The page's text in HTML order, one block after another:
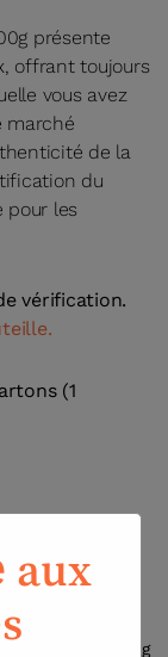
présente
offrant toujours
vous avez
marché
de la
du
pour les
vérification.
(1
5,4 kg
aux